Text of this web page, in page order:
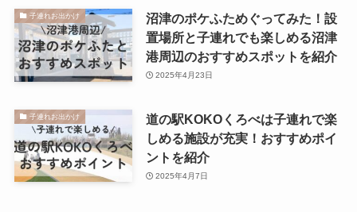
子連れお出かけ
沼津のポケふためぐってみた！設
置場所と子連れでも楽しめる沼津
港周辺のおすすめスポットを紹介
2025年4月23日
子連れお出かけ
道の駅KOKOくろべは子連れで楽
しめる施設が充実！おすすめポイ
ントを紹介
2025年4月7日